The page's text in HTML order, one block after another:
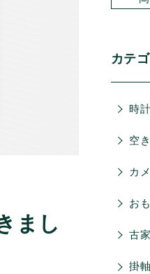
まし
カテ
時計
空
カ
お
古
掛軸